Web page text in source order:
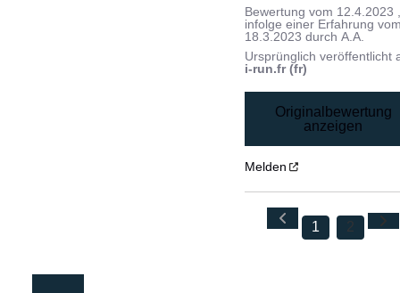
Bewertung vom 12.4.2023
infolge einer Erfahrung
18.3.2023 durchA.A.
Ursprünglich veröffentlicht
i-run.fr (fr)
Originalbewertung
anzeigen
Melden
1 2